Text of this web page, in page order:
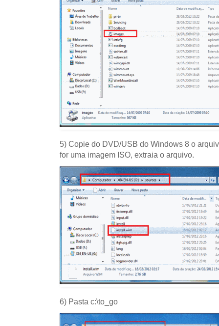
5) Copie do DVD/USB do Windows 8 o
for uma imagem ISO, extraia o arquivo.
6) Pasta c:\to_go